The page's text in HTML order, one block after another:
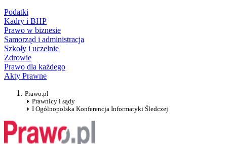
Podatki
Kadry i BHP
Prawo w biznesie
Samorząd i administracja
Szkoły i uczelnie
Zdrowie
Prawo dla każdego
Akty Prawne
Prawo.pl
Prawnicy i sądy
I Ogólnopolska Konferencja Informatyki Śledczej